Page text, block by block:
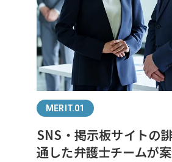
MERIT.01
SNS・掲示板サイトの
通した弁護士チームが